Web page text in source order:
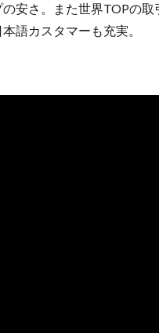
安さ。また世界TOPの
語カスタマーも充実。